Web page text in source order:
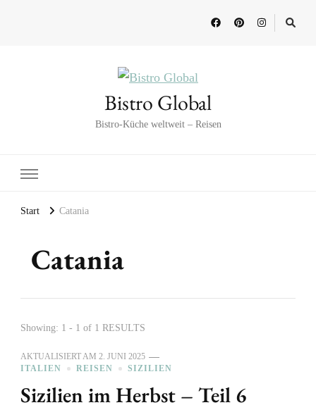
Bistro Global
Bistro-Küche weltweit – Reisen
Start Catania
Catania
Showing: 1 - 1 of 1 RESULTS
AKTUALISIERT AM 2. JUNI 2025
ITALIEN
REISEN SIZILIEN
Sizilien im Herbst – Teil 6